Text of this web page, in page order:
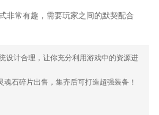
什么?
理员进行单独设置，避免通讯录管理员权
非常有趣，需要玩家之间的默契配合
设计合理，让你充分利用游戏中的资源进
魂石碎片出售，集齐后可打造超强装备！